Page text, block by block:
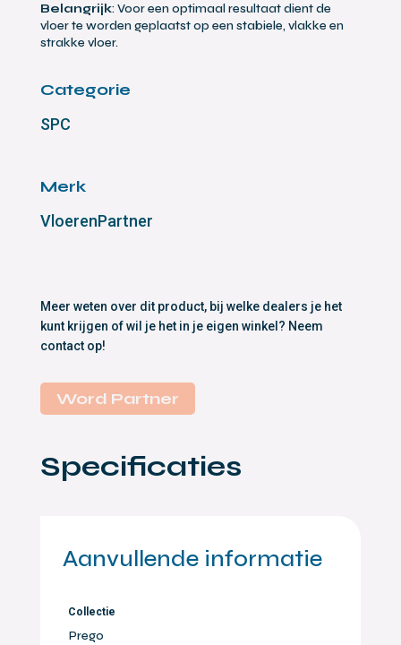
Belangrijk: Voor een optimaal resultaat dient de
vloer te worden geplaatst op een stabiele, vlakke en
strakke vloer.
Categorie
SPC
Merk
VloerenPartner
Meer weten over dit product, bij welke dealers je het
kunt krijgen of wil je het in je eigen winkel? Neem
contact op!
Word Partner
Specificaties
Aanvullende informatie
Collectie
Prego